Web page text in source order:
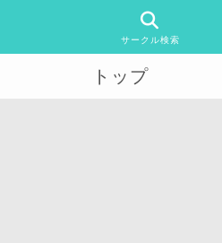
サークル検索
トップ